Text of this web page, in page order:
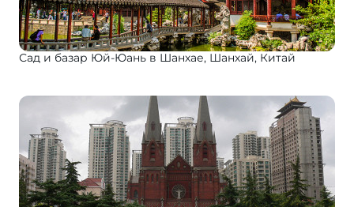
Сад и базар Юй-Юань в Шанхае, Шанхай, Китай